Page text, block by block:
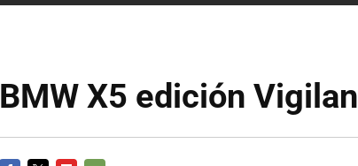
BMW X5 edición